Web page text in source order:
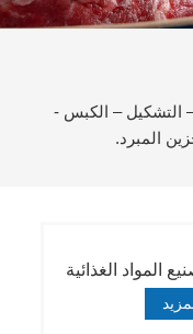
التشكيل – الكبس -
المبرد.
المواد الغذائية